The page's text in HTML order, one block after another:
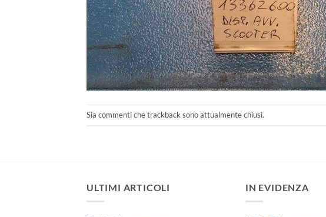
Sia commenti che trackback sono attualmente chiusi.
ULTIMI ARTICOLI IN EVIDENZA